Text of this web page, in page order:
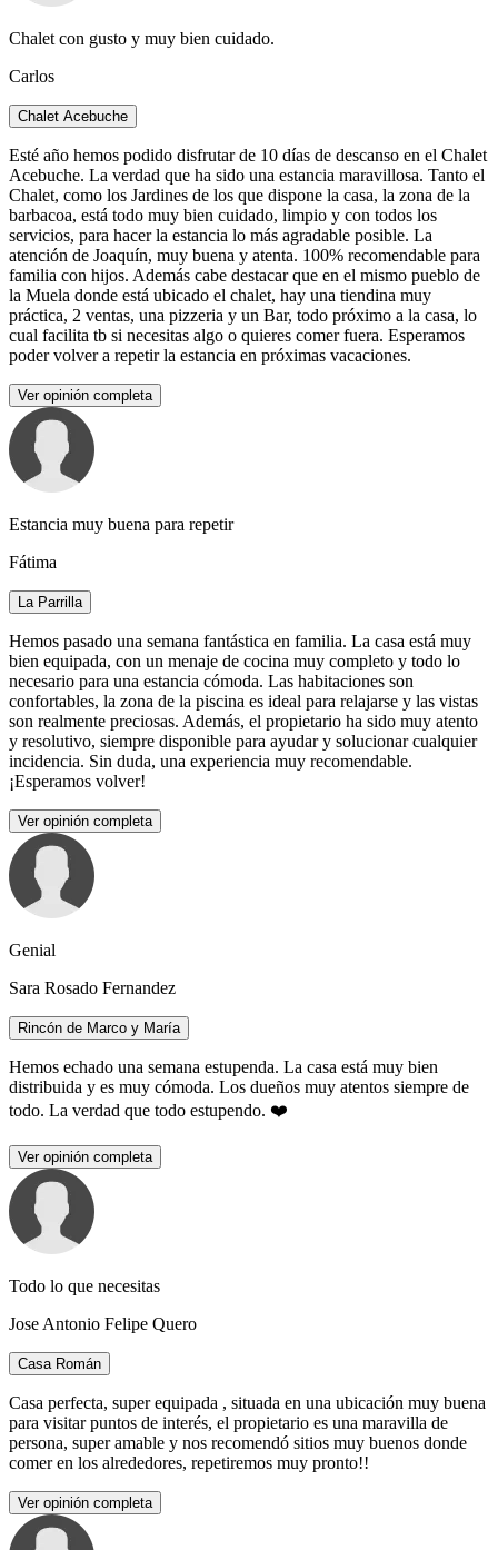
Chalet con gusto y muy bien cuidado.
Carlos
Chalet Acebuche
Esté año hemos podido disfrutar de 10 días de descanso en el Chalet
Acebuche. La verdad que ha sido una estancia maravillosa. Tanto el
Chalet, como los Jardines de los que dispone la casa, la zona de la
barbacoa, está todo muy bien cuidado, limpio y con todos los
servicios, para hacer la estancia lo más agradable posible. La
atención de Joaquín, muy buena y atenta. 100% recomendable para
familia con hijos. Además cabe destacar que en el mismo pueblo de
la Muela donde está ubicado el chalet, hay una tiendina muy
práctica, 2 ventas, una pizzeria y un Bar, todo próximo a la casa, lo
cual facilita tb si necesitas algo o quieres comer fuera. Esperamos
poder volver a repetir la estancia en próximas vacaciones.
Ver opinión completa
Estancia muy buena para repetir
Fátima
La Parrilla
Hemos pasado una semana fantástica en familia. La casa está muy
bien equipada, con un menaje de cocina muy completo y todo lo
necesario para una estancia cómoda. Las habitaciones son
confortables, la zona de la piscina es ideal para relajarse y las vistas
son realmente preciosas. Además, el propietario ha sido muy atento
y resolutivo, siempre disponible para ayudar y solucionar cualquier
incidencia. Sin duda, una experiencia muy recomendable.
¡Esperamos volver!
Ver opinión completa
Genial
Sara Rosado Fernandez
Rincón de Marco y María
Hemos echado una semana estupenda. La casa está muy bien
distribuida y es muy cómoda. Los dueños muy atentos siempre de
todo. La verdad que todo estupendo. ❤️
Ver opinión completa
Todo lo que necesitas
Jose Antonio Felipe Quero
Casa Román
Casa perfecta, super equipada , situada en una ubicación muy buena
para visitar puntos de interés, el propietario es una maravilla de
persona, super amable y nos recomendó sitios muy buenos donde
comer en los alrededores, repetiremos muy pronto!!
Ver opinión completa